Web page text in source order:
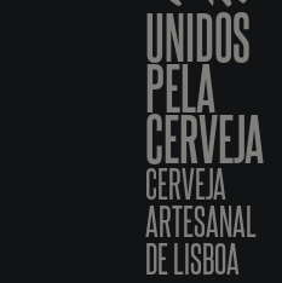
UNIDOS
PELA
CERVEJA
CERVEJA
ARTESANAL
DE LISBOA